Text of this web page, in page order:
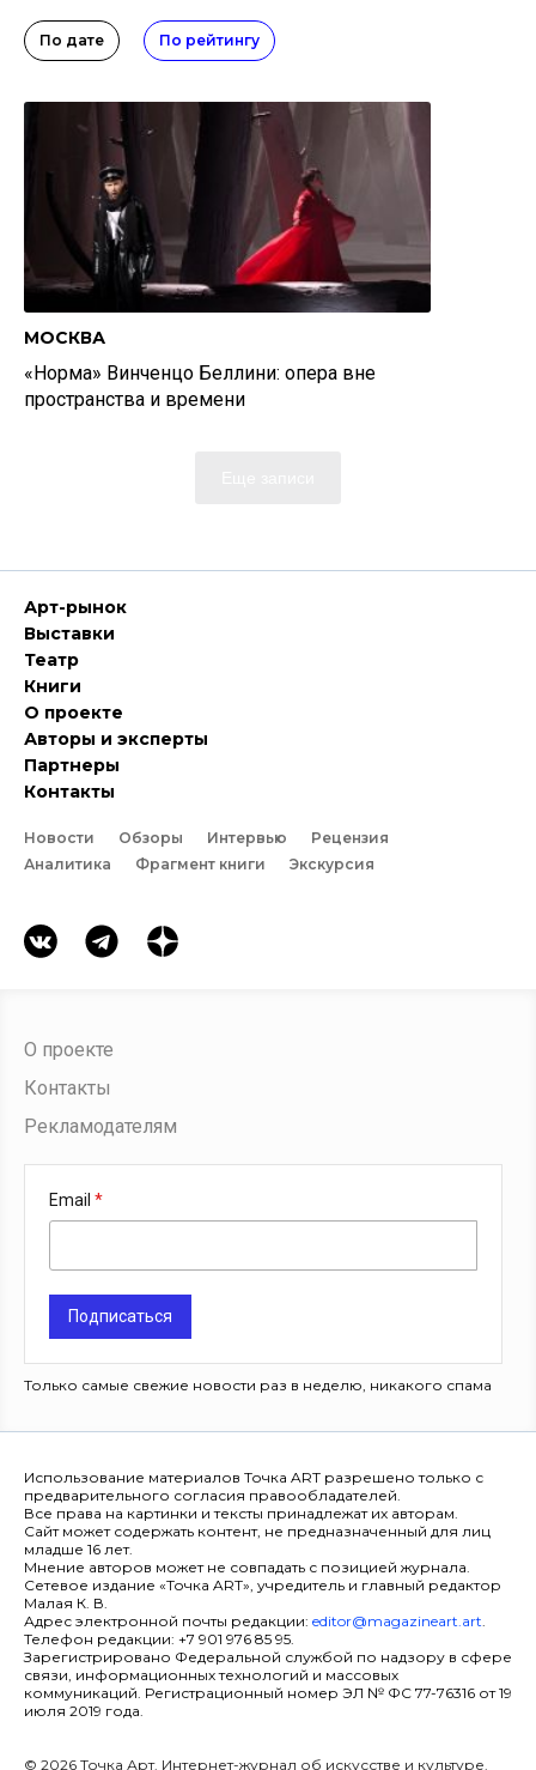
По дате По рейтингу
МОСКВА
«Норма» Винченцо Беллини: опера вне
пространства и времени
Арт-рынок
Выставки
Театр
Книги
О проекте
Авторы и эксперты
Партнеры
Контакты
Новости Обзоры Интервью
Рецензия
Аналитика
Фрагмент книги Экскурсия
О проекте
Контакты
Рекламодателям
Email
Подписаться
Только самые свежие новости раз в неделю, никакого спама
Использование материалов Точка ART разрешено только с
предварительного согласия правообладателей.
Все права на картинки и тексты принадлежат их авторам.
Сайт может содержать контент, не предназначенный для лиц
младше 16 лет.
Мнение авторов может не совпадать с позицией журнала.
Сетевое издание «Точка ART», учредитель и главный редактор
Малая К. В.
Адрес электронной почты редакции: editor@magazineart.art.
Телефон редакции: +7 901 976 85 95.
Зарегистрировано Федеральной службой по надзору в сфере
связи, информационных технологий и массовых
коммуникаций. Регистрационный номер ЭЛ № ФС 77-76316 от 19
июля 2019 года.
© 2026 Точка Арт. Интернет-журнал об искусстве и культуре.